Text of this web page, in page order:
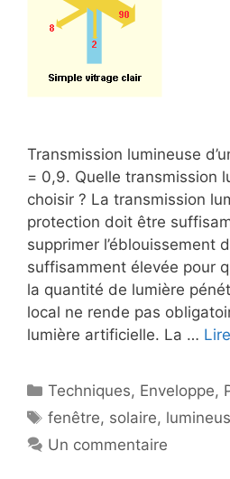
Transmission lumineuse
= 0,9. Quelle transmission
choisir ? La transmission
protection doit être
supprimer l’éblouissement
suffisamment élevée pour
la quantité de lumière
local ne rende pas
lumière artificielle. La …
Catégories
Techniques, Enveloppe,
Étiquettes
fenêtre, solaire,
Un commentaire